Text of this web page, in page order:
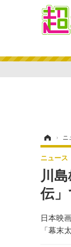
› ニ
川
伝」
日本映
「幕末
ニュース